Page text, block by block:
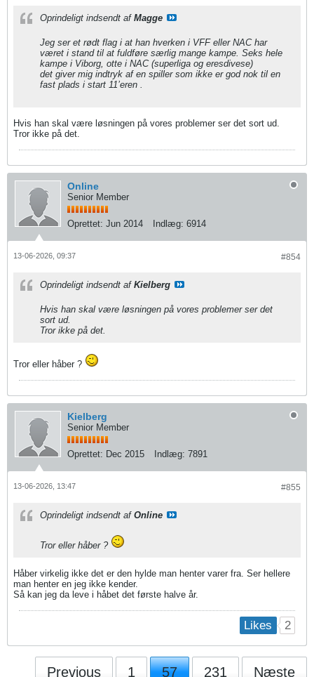
Oprindeligt indsendt af Magge
Jeg ser et rødt flag i at han hverken i VFF eller NAC har
været i stand til at fuldføre særlig mange kampe. Seks hele
kampe i Viborg, otte i NAC (superliga og eresdivese)
det giver mig indtryk af en spiller som ikke er god nok til en
fast plads i start 11’eren .
Hvis han skal være løsningen på vores problemer ser det sort ud.
Tror ikke på det.
Online
Senior Member
Oprettet: Jun 2014 Indlæg: 6914
#854
13-06-2026, 09:37
Oprindeligt indsendt af Kielberg
Hvis han skal være løsningen på vores problemer ser det
sort ud.
Tror ikke på det.
Tror eller håber ?
Kielberg
Senior Member
Oprettet: Dec 2015 Indlæg: 7891
#855
13-06-2026, 13:47
Oprindeligt indsendt af Online
Tror eller håber ?
Håber virkelig ikke det er den hylde man henter varer fra. Ser hellere
man henter en jeg ikke kender.
Så kan jeg da leve i håbet det første halve år.
Likes 2
Previous 1 57 231 Næste